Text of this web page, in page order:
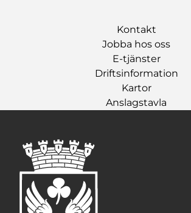
Kontakt
Jobba hos oss
E-tjänster
Driftsinformation
Kartor
Anslagstavla